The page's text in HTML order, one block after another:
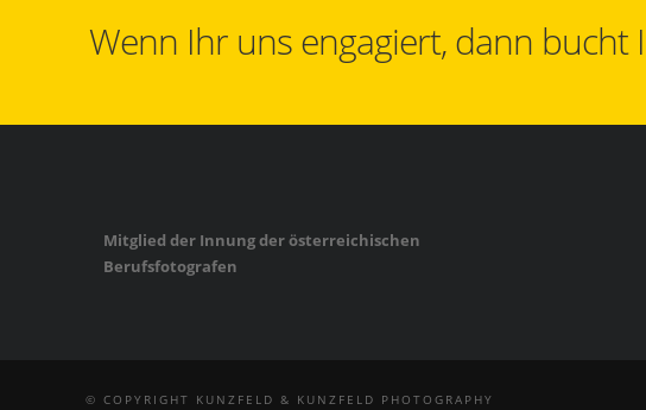
Wenn Ihr uns engagiert, dann bucht
Mitglied der Innung der österreichischen
Berufsfotografen
© COPYRIGHT KUNZFELD & KUNZFELD PHOTOGRAPHY